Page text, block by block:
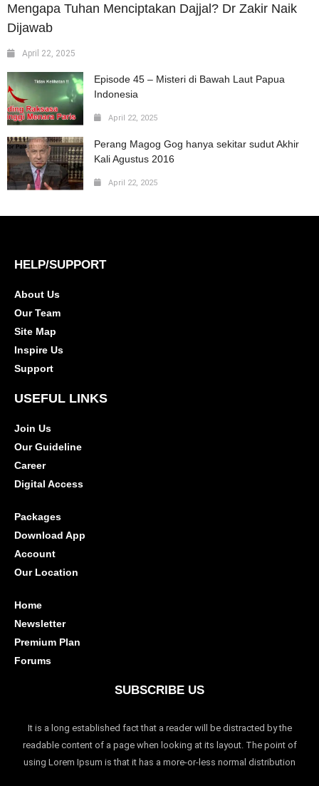
Mengapa Tuhan Menciptakan Dajjal? Dr Zakir Naik
Dijawab
April 22, 2025
Episode 45 – Misteri di Bawah Laut Papua
Indonesia
April 22, 2025
Perang Magog Gog hanya sekitar sudut Akhir
Kali Agustus 2016
April 22, 2025
HELP/SUPPORT
About Us
Our Team
Site Map
Inspire Us
Support
USEFUL LINKS
Join Us
Our Guideline
Career
Digital Access
Packages
Download App
Account
Our Location
Home
Newsletter
Premium Plan
Forums
SUBSCRIBE US
It is a long established fact that a reader will be distracted by the
readable content of a page when looking at its layout. The point of
using Lorem Ipsum is that it has a more-or-less normal distribution